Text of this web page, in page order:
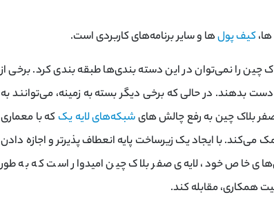
کیف پول‌ها و سایر برنامه‌های کاربردی است.
را نمی‌توان در این دسته بندی‌ها طبقه بندی کرد. برخی از
بدهند. در حالی که برخی دیگر بسته به زمینه، می‌توانند به
بلاک چین به رفع چالش‌ هایشبکه‌های لایه یک که با معماری
می‌کند. با ایجاد یک زیرساخت پایه انعطاف ‌پذیرتر و اجازه دادن
خاص خود، لایه‌ی صفر بلاک چین امیدوار است که به طور
همکاری، مقابله کند.